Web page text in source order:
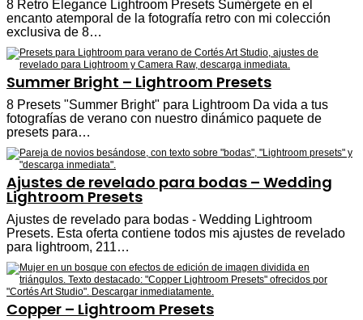
8 Retro Elegance Lightroom Presets Sumérgete en el
encanto atemporal de la fotografía retro con mi colección
exclusiva de 8…
Summer Bright – Lightroom Presets
8 Presets "Summer Bright" para Lightroom Da vida a tus
fotografías de verano con nuestro dinámico paquete de
presets para…
Ajustes de revelado para bodas – Wedding
Lightroom Presets
Ajustes de revelado para bodas - Wedding Lightroom
Presets. Esta oferta contiene todos mis ajustes de revelado
para lightroom, 211…
Copper – Lightroom Presets